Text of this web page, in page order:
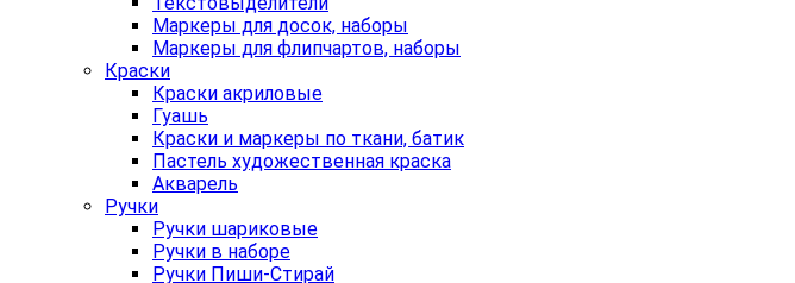
Маркеры для досок, наборы
Маркеры для флипчартов, наборы
Краски
Краски акриловые
Гуашь
Краски и маркеры по ткани, батик
Пастель художественная краска
Акварель
Ручки
Ручки шариковые
Ручки в наборе
Ручки Пиши-Стирай